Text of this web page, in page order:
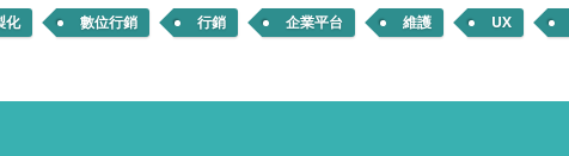
化 數位行銷 行銷 企業平台 維護 UX